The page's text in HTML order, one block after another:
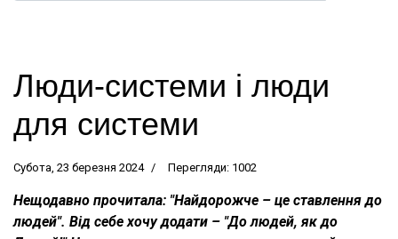
Люди-системи і люди
для системи
Субота, 23 березня 2024 Перегляди: 1002
Нещодавно прочитала: "Найдорожче – це ставлення до
людей". Від себе хочу додати – "До людей, як до